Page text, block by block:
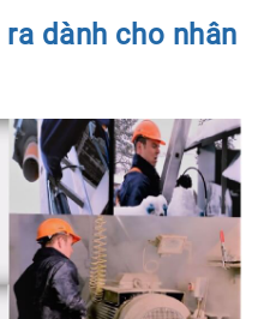
dành cho nhân